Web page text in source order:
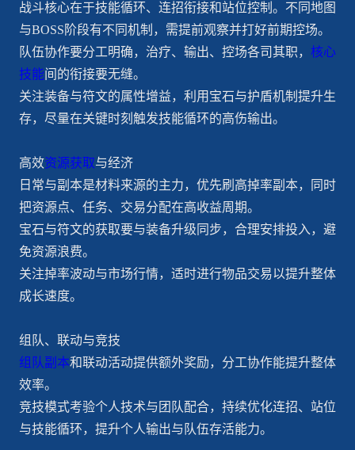
战斗核心在于技能循环、连招衔接和站位控制。不同地图
与BOSS阶段有不同机制，需提前观察并打好前期控场。
队伍协作要分工明确，治疗、输出、控场各司其职， 核心
技能间的衔接要无缝。
关注装备与符文的属性增益，利用宝石与护盾机制提升生
存，尽量在关键时刻触发技能循环的高伤输出。
高效资源获取与经济
日常与副本是材料来源的主力，优先刷高掉率副本，同时
把资源点、任务、交易分配在高收益周期。
宝石与符文的获取要与装备升级同步，合理安排投入，避
免资源浪费。
关注掉率波动与市场行情，适时进行物品交易以提升整体
成长速度。
组队、联动与竞技
组队副本和联动活动提供额外奖励，分工协作能提升整体
效率。
竞技模式考验个人技术与团队配合，持续优化连招、站位
与技能循环，提升个人输出与队伍存活能力。